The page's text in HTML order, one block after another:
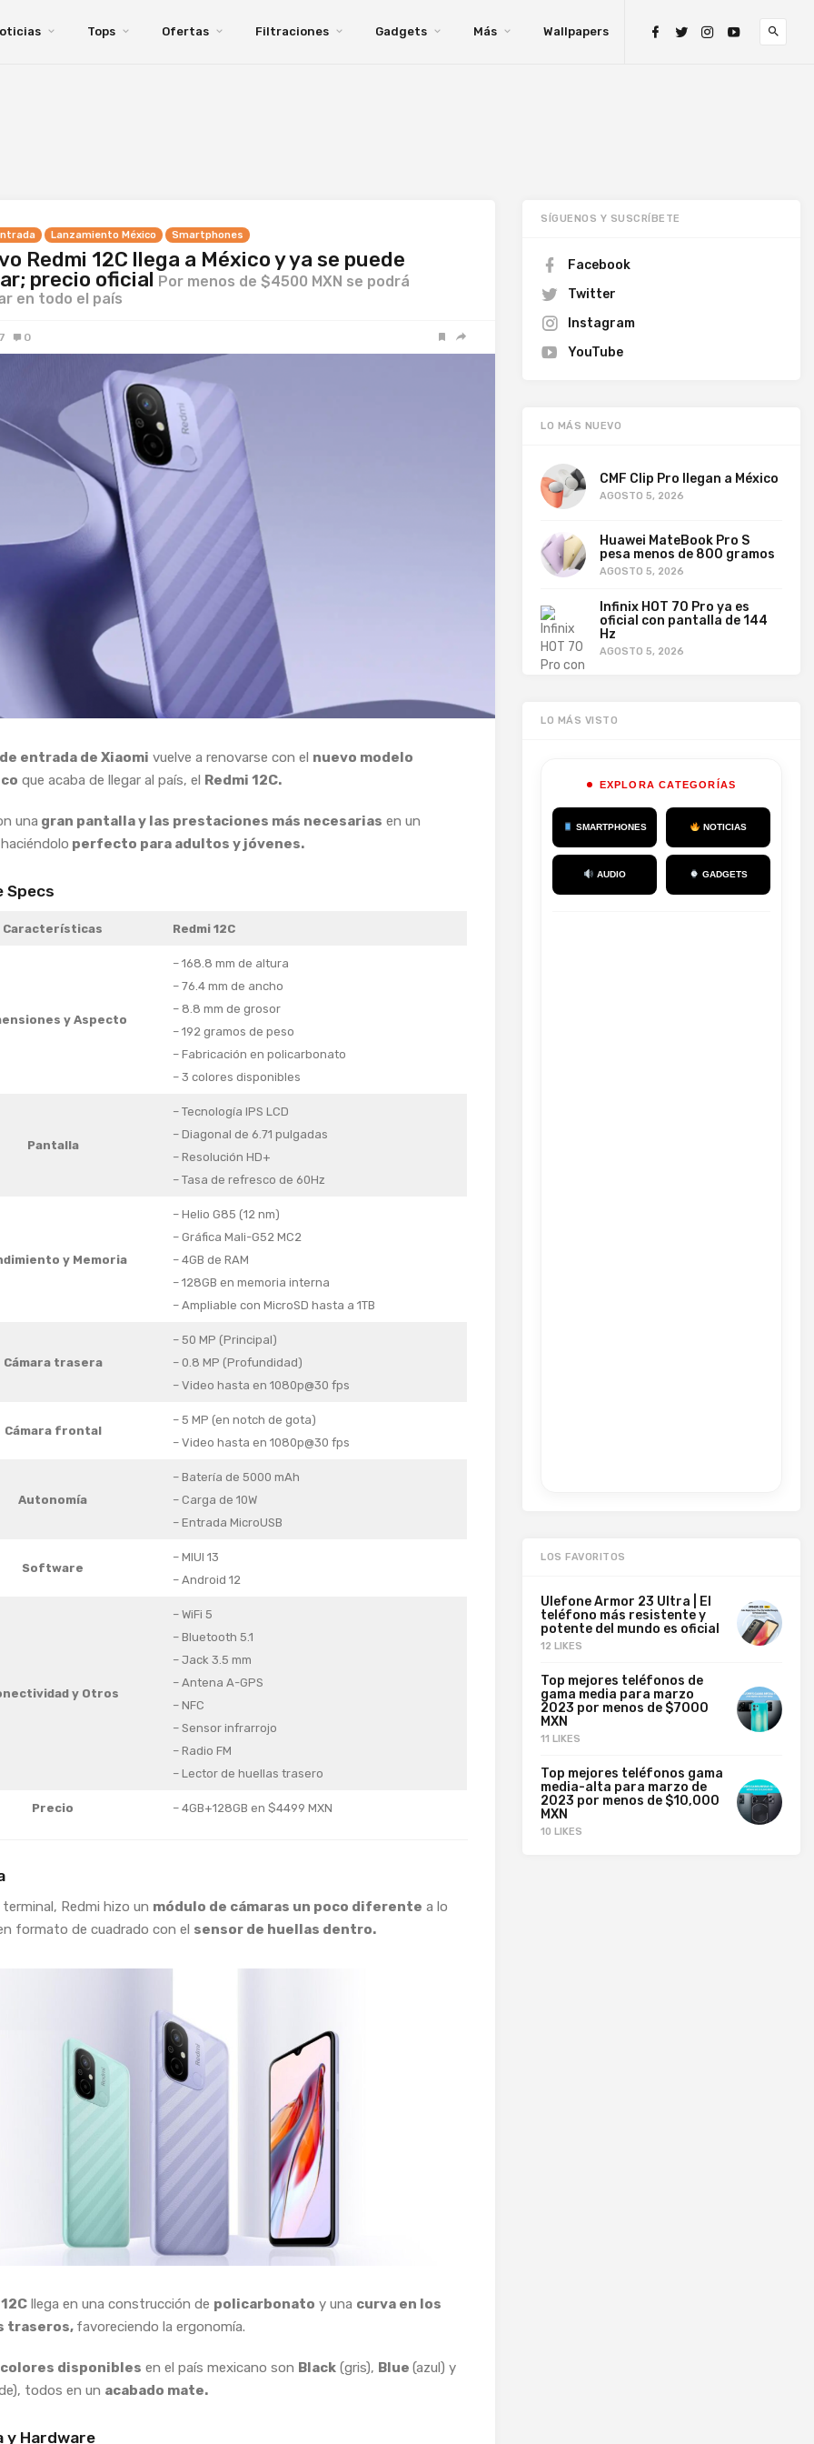
Tops Ofertas Filtraciones Gadgets Más Wallpapers
Lanzamiento México Smartphones
Redmi 12C llega a México y ya se puede
precio oficial Por menos de $4500 MXN se podrá
en todo el país
0
entrada de Xiaomi vuelve a renovarse con el nuevo modelo
que acaba de llegar al país, el Redmi 12C.
una gran pantalla y las prestaciones más necesarias en un
perfecto para adultos y jóvenes.
Specs
Características Redmi 12C
y Aspecto
– 168.8 mm de altura
– 76.4 mm de ancho
– 8.8 mm de grosor
– 192 gramos de peso
– Fabricación en policarbonato
– 3 colores disponibles
Pantalla
– Tecnología IPS LCD
– Diagonal de 6.71 pulgadas
– Resolución HD+
– Tasa de refresco de 60Hz
y Memoria
– Helio G85 (12 nm)
– Gráfica Mali-G52 MC2
– 4GB de RAM
– 128GB en memoria interna
– Ampliable con MicroSD hasta a 1TB
Cámara trasera
– 50 MP (Principal)
– 0.8 MP (Profundidad)
– Video hasta en 1080p@30 fps
Cámara frontal
– 5 MP (en notch de gota)
– Video hasta en 1080p@30 fps
Autonomía
– Batería de 5000 mAh
– Carga de 10W
– Entrada MicroUSB
Software
– MIUI 13
– Android 12
y Otros
– WiFi 5
– Bluetooth 5.1
– Jack 3.5 mm
– Antena A-GPS
– NFC
– Sensor infrarrojo
– Radio FM
– Lector de huellas trasero
Precio – 4GB+128GB en $4499 MXN
Redmi hizo un módulo de cámaras un poco diferente a lo
formato de cuadrado con el sensor de huellas dentro.
llega en una construcción de policarbonato y una curva en los
traseros, favoreciendo la ergonomía.
disponibles en el país mexicano son Black (gris), Blue (azul) y
todos en un acabado mate.
y Hardware
SÍGUENOS Y SUSCRÍBETE
Facebook
Twitter
Instagram
YouTube
LO MÁS NUEVO
CMF Clip Pro llegan a México
AGOSTO 5, 2026
Huawei MateBook Pro S
pesa menos de 800 gramos
AGOSTO 5, 2026
Infinix HOT 70 Pro ya es
oficial con pantalla de 144
Hz
AGOSTO 5, 2026
LO MÁS VISTO
EXPLORA CATEGORÍAS
SMARTPHONES NOTICIAS
AUDIO GADGETS
LOS FAVORITOS
Ulefone Armor 23 Ultra | El
teléfono más resistente y
potente del mundo es oficial
12 LIKES
Top mejores teléfonos de
gama media para marzo
2023 por menos de $7000
MXN
11 LIKES
Top mejores teléfonos gama
media-alta para marzo de
2023 por menos de $10,000
MXN
10 LIKES